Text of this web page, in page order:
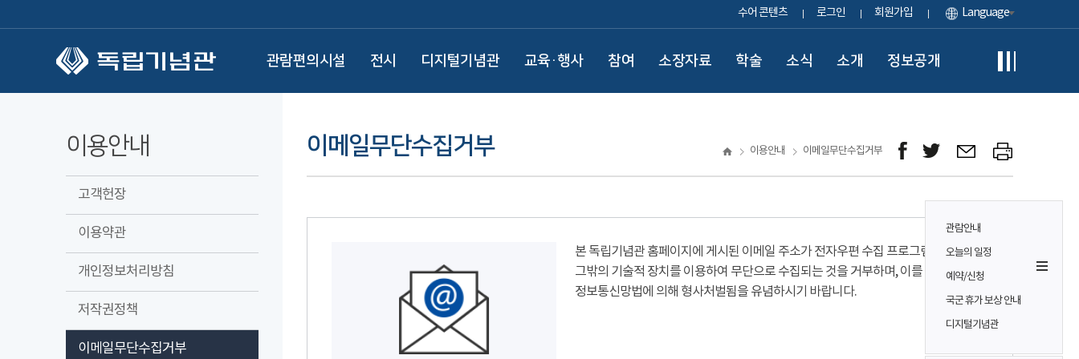
수어 콘텐츠 로그인 회원가입 Language
관람편의시설 전시 디지털기념관 교육·행사 참여 소장자료 학술 소식 소개 정보공개
관람안내
오늘의 일정
예약/신청
국군 휴가 보상 안내
디지털기념관
이용안내
고객헌장
이용약관
개인정보처리방침
저작권정책
이메일무단수집거부
이메일무단수집거부 이용안내 이메일무단수집거부
본 독립기념관 홈페이지에 게시된 이메일 주소가 전자우편 수집 프로그램이나
그밖의 기술적 장치를 이용하여 무단으로 수집되는 것을 거부하며, 이를 위반시
정보통신망법에 의해 형사처벌됨을 유념하시기 바랍니다.